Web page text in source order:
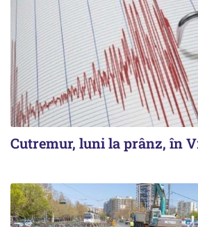
Cutremur, luni la prânz, în